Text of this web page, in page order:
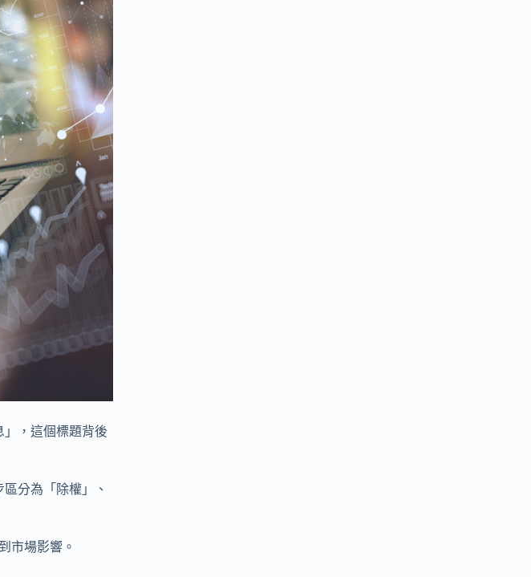
」，這個標題背後
分為「除權」、
市場影響。